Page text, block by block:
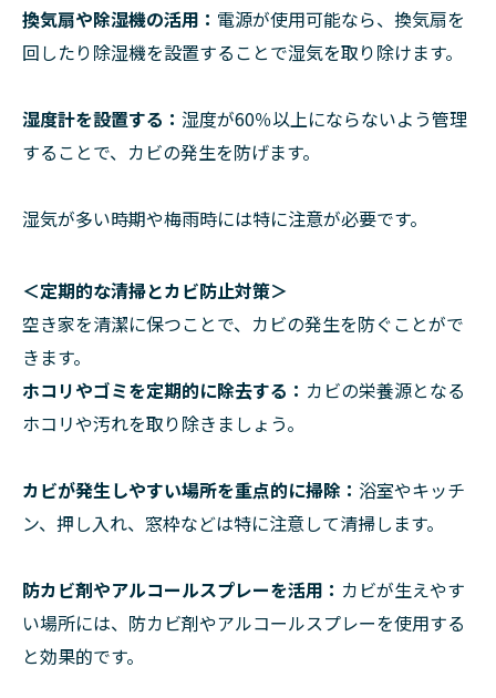
換気扇や除湿機の活用： 電源が使用可能なら、換気扇を
回したり除湿機を設置することで湿気を取り除けます。
湿度計を設置する： 湿度が60％以上にならないよう管理
することで、カビの発生を防げます。
湿気が多い時期や梅雨時には特に注意が必要です。
＜定期的な清掃とカビ防止対策＞
空き家を清潔に保つことで、カビの発生を防ぐことがで
きます。
ホコリやゴミを定期的に除去する： カビの栄養源となる
ホコリや汚れを取り除きましょう。
カビが発生しやすい場所を重点的に掃除： 浴室やキッチ
ン、押し入れ、窓枠などは特に注意して清掃します。
防カビ剤やアルコールスプレーを活用： カビが生えやす
い場所には、防カビ剤やアルコールスプレーを使用する
と効果的です。